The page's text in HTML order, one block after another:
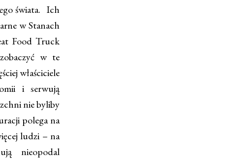
świata. Ich
w Stanach
Food Truck
w te
właściciele
i serwują
nie byliby
polega na
ludzi – na
nieopodal